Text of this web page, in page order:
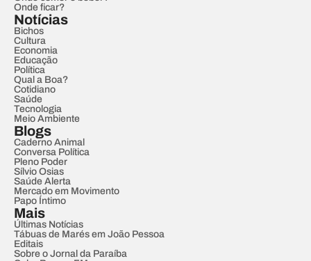
Onde ficar?
Notícias
Bichos
Cultura
Economia
Educação
Política
Qual a Boa?
Cotidiano
Saúde
Tecnologia
Meio Ambiente
Blogs
Caderno Animal
Conversa Política
Pleno Poder
Sílvio Osias
Saúde Alerta
Mercado em Movimento
Papo Íntimo
Mais
Últimas Notícias
Tábuas de Marés em João Pessoa
Editais
Sobre o Jornal da Paraíba